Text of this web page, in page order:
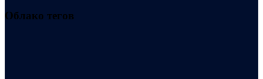
Облако тегов